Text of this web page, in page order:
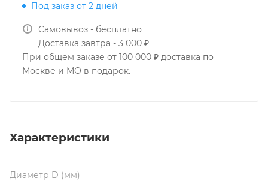
Под заказ от 2 дней
Самовывоз - бесплатно
Доставка завтра - 3 000 ₽
При общем заказе от 100 000 ₽ доставка по
Москве и МО в подарок.
Характеристики
Диаметр D (мм)